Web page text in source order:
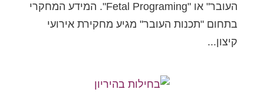
העובר" או "Fetal Programing". המידע המחקרי
בתחום "תכנות העובר" מגיע מחקירת אירועי
קיצון...